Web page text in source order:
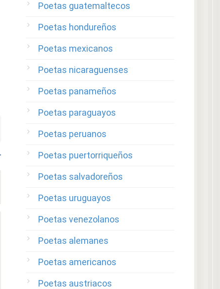
Poetas guatemaltecos
Poetas hondureños
Poetas mexicanos
Poetas nicaraguenses
Poetas panameños
Poetas paraguayos
Poetas peruanos
Poetas puertorriqueños
Poetas salvadoreños
Poetas uruguayos
Poetas venezolanos
Poetas alemanes
Poetas americanos
Poetas austriacos